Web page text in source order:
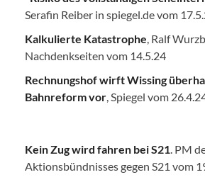
Serafin Reiber in spiegel.de vom
Kalkulierte Katastrophe , Ralf
Nachdenkseiten vom 14.5.24
Rechnungshof wirft Wissing
Bahnreform vor , Spiegel vom
Kein Zug wird fahren bei S21 . PM
Aktionsbündnisses gegen S21 vom